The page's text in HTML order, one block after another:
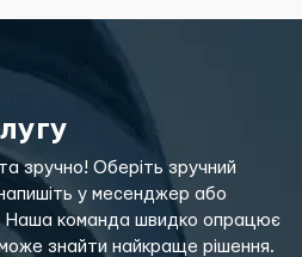
зручно! Оберіть зручний
у месенджер або
Наша команда швидко опрацює
знайти найкраще рішення.